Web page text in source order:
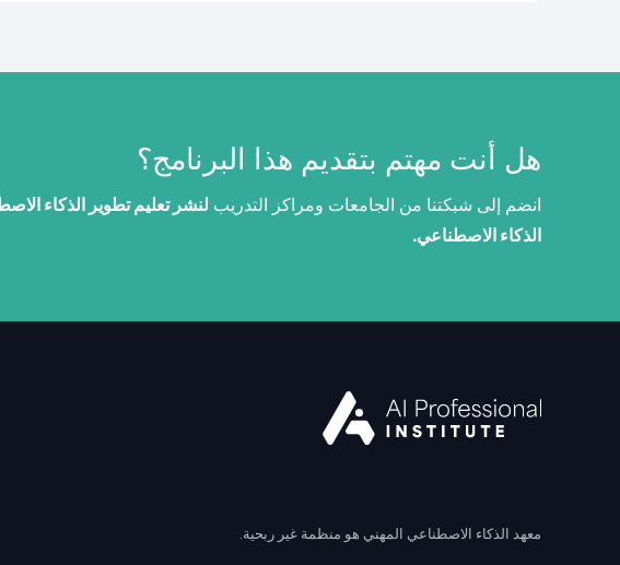
هل أنت مهتم بتقديم هذا البرنامج؟
انضم إلى شبكتنا من الجامعات ومراكز التدريب لنشر تعليم تطوير الذكاء
الذكاء الاصطناعي.
معهد الذكاء الاصطناعي المهني هو منظمة غير ربحية.